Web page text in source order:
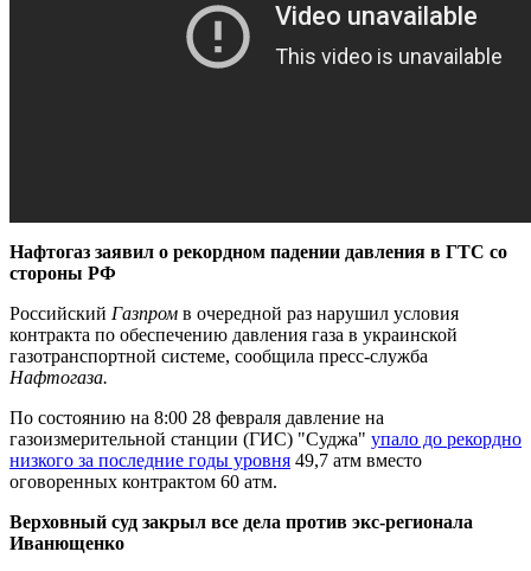
Нафтогаз заявил о рекордном падении давления в ГТС со
стороны РФ
Российский Газпром в очередной раз нарушил условия
контракта по обеспечению давления газа в украинской
газотранспортной системе, сообщила пресс-служба
Нафтогаза.
По состоянию на 8:00 28 февраля давление на
газоизмерительной станции (ГИС) "Суджа" упало до рекордно
низкого за последние годы уровня 49,7 атм вместо
оговоренных контрактом 60 атм.
Верховный суд закрыл все дела против экс-регионала
Иванющенко